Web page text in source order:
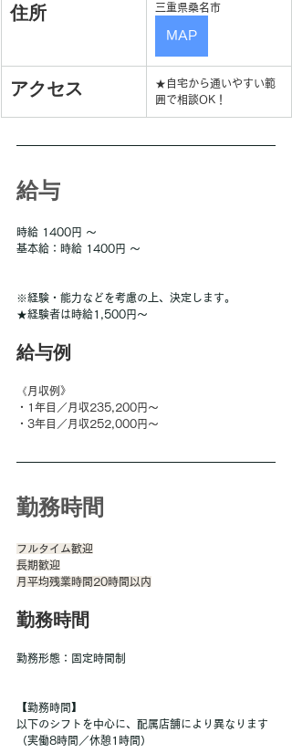
住所 三重県桑名市
MAP
アクセス
★自宅から通いやすい範
囲で相談OK！
給与
時給 1400円 〜
基本給：時給 1400円 〜
※経験・能力などを考慮の上、決定します。
★経験者は時給1,500円～
給与例
《月収例》
・1年目／月収235,200円～
・3年目／月収252,000円～
勤務時間
フルタイム歓迎
長期歓迎
月平均残業時間20時間以内
勤務時間
勤務形態：固定時間制
【勤務時間】
以下のシフトを中心に、配属店舗により異なります
（実働8時間／休憩1時間）